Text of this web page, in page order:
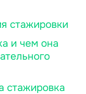
стажировки
и чем она
стажировка